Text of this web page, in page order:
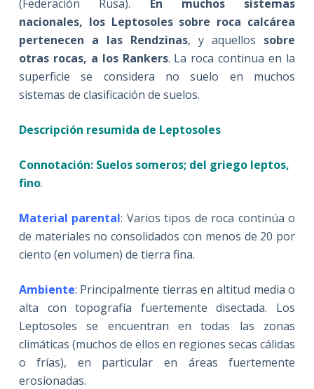
(Federación Rusa). En muchos sistemas
nacionales, los Leptosoles sobre roca calcárea
pertenecen a las Rendzinas, y aquellos sobre
otras rocas, a los Rankers. La roca continua en la
superficie se considera no suelo en muchos
sistemas de clasificación de suelos.
Descripción resumida de Leptosoles
Connotación: Suelos someros; del griego leptos,
fino.
Material parental: Varios tipos de roca continúa o
de materiales no consolidados con menos de 20 por
ciento (en volumen) de tierra fina.
Ambiente: Principalmente tierras en altitud media o
alta con topografía fuertemente disectada. Los
Leptosoles se encuentran en todas las zonas
climáticas (muchos de ellos en regiones secas cálidas
o frías), en particular en áreas fuertemente
erosionadas.